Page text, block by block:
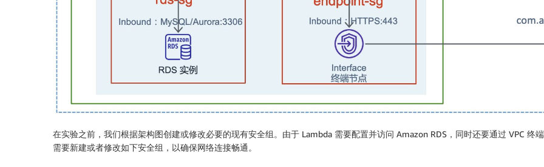
在实验之前，我们根据架构图创建或修改必要的现有安全组。由于 Lambda 需要配置并访问 Amazon RDS，同时还要通过 VPC 终
需要新建或者修改如下安全组，以确保网络连接畅通。